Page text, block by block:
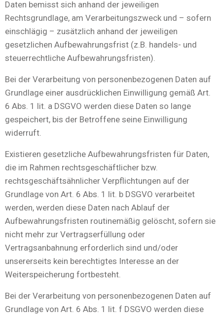
Daten bemisst sich anhand der jeweiligen
Rechtsgrundlage, am Verarbeitungszweck und – sofern
einschlägig – zusätzlich anhand der jeweiligen
gesetzlichen Aufbewahrungsfrist (z.B. handels- und
steuerrechtliche Aufbewahrungsfristen).
Bei der Verarbeitung von personenbezogenen Daten auf
Grundlage einer ausdrücklichen Einwilligung gemäß Art.
6 Abs. 1 lit. a DSGVO werden diese Daten so lange
gespeichert, bis der Betroffene seine Einwilligung
widerruft.
Existieren gesetzliche Aufbewahrungsfristen für Daten,
die im Rahmen rechtsgeschäftlicher bzw.
rechtsgeschäftsähnlicher Verpflichtungen auf der
Grundlage von Art. 6 Abs. 1 lit. b DSGVO verarbeitet
werden, werden diese Daten nach Ablauf der
Aufbewahrungsfristen routinemäßig gelöscht, sofern sie
nicht mehr zur Vertragserfüllung oder
Vertragsanbahnung erforderlich sind und/oder
unsererseits kein berechtigtes Interesse an der
Weiterspeicherung fortbesteht.
Bei der Verarbeitung von personenbezogenen Daten auf
Grundlage von Art. 6 Abs. 1 lit. f DSGVO werden diese